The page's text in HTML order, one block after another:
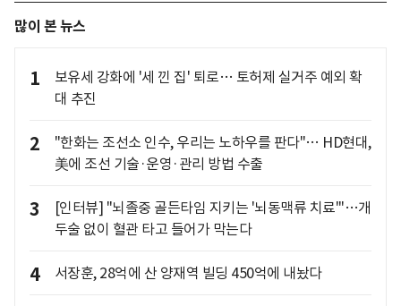
많이 본 뉴스
1
보유세 강화에 '세 낀 집' 퇴로… 토허제 실거주 예외 확
대 추진
2
"한화는 조선소 인수, 우리는 노하우를 판다"… HD현대,
美에 조선 기술·운영·관리 방법 수출
3
[인터뷰] "뇌졸중 골든타임 지키는 '뇌동맥류 치료'"…개
두술 없이 혈관 타고 들어가 막는다
4 서장훈, 28억에 산 양재역 빌딩 450억에 내놨다